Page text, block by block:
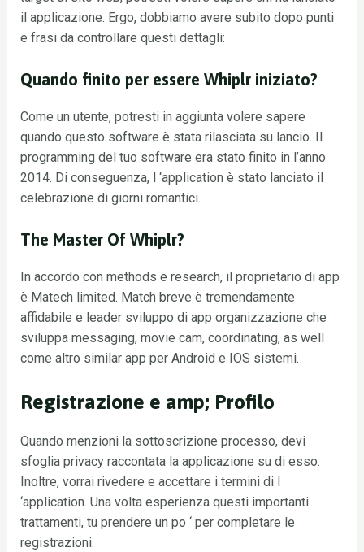
il applicazione. Ergo, dobbiamo avere subito dopo punti
e frasi da controllare questi dettagli:
Quando finito per essere Whiplr iniziato?
Come un utente, potresti in aggiunta volere sapere
quando questo software è stata rilasciata su lancio. Il
programming del tuo software era stato finito in l’anno
2014. Di conseguenza, l ‘application è stato lanciato il
celebrazione di giorni romantici.
The Master Of Whiplr?
In accordo con methods e research, il proprietario di app
è Matech limited. Match breve è tremendamente
affidabile e leader sviluppo di app organizzazione che
sviluppa messaging, movie cam, coordinating, as well
come altro similar app per Android e IOS sistemi.
Registrazione e amp; Profilo
Quando menzioni la sottoscrizione processo, devi
sfoglia privacy raccontata la applicazione su di esso.
Inoltre, vorrai rivedere e accettare i termini di l
‘application. Una volta esperienza questi importanti
trattamenti, tu prendere un po ‘ per completare le
registrazioni.